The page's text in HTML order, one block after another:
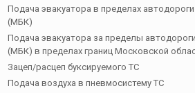
Подача эвакуатора в пределах
(МБК)
Подача эвакуатора за пределы
(МБК) в пределах границ Московской
Зацеп/расцеп буксируемого ТС
Подача воздуха в пневмосистему ТС